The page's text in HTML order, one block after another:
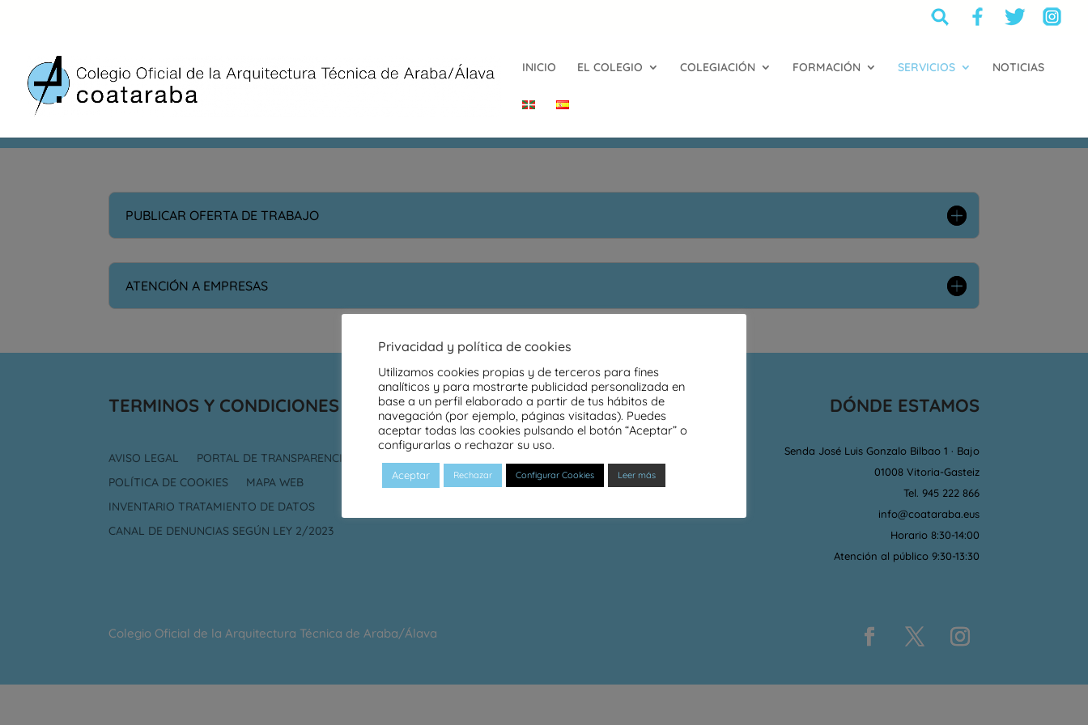
INICIO EL COLEGIO COLEGIACIÓN FORMACIÓN SERVICIOS NOTICIAS
PUBLICAR OFERTA DE TRABAJO
ATENCIÓN A EMPRESAS
TERMINOS Y CONDICIONES DE USO
AVISO LEGAL PORTAL DE TRANSPARENCIA
POLÍTICA DE COOKIES
MAPA WEB
INVENTARIO TRATAMIENTO DE DATOS
CANAL DE DENUNCIAS SEGÚN LEY 2/2023
DÓNDE ESTAMOS
Senda José Luis Gonzalo Bilbao 1 · Bajo
01008 Vitoria-Gasteiz
Tel. 945 222 866
info@coataraba.eus
Horario 8:30-14:00
Atención al público 9:30-13:30
Colegio Oficial de la Arquitectura Técnica de Araba/Álava
Privacidad y política de cookies
Utilizamos cookies propias y de terceros para fines
analíticos y para mostrarte publicidad personalizada en
base a un perfil elaborado a partir de tus hábitos de
navegación (por ejemplo, páginas visitadas). Puedes
aceptar todas las cookies pulsando el botón “Aceptar” o
configurarlas o rechazar su uso.
Aceptar Rechazar Configurar Cookies Leer más